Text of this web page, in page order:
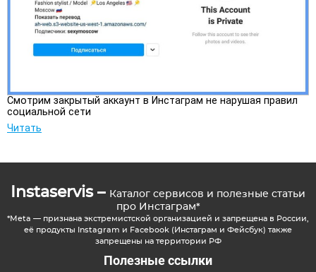
Смотрим закрытый аккаунт в Инстаграм не нарушая правил
социальной сети
Читать
Instaservis – Каталог сервисов и полезные статьи
про Инстаграм*
*Meta — признана экстремистской организацией и запрещена в России,
её продукты Instagram и Facebook (Инстаграм и Фейсбук) также
запрещены на территории РФ
Полезные ссылки